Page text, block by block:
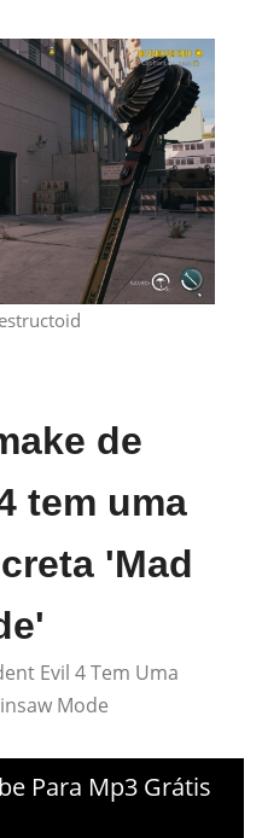
de
tem uma
'Mad
Evil 4 Tem Uma
Mode
Para Mp3 Grátis